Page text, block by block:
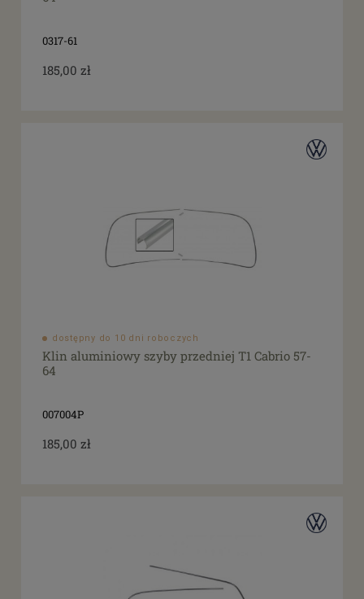
0317-61
185,00 zł
dostępny do 10 dni roboczych
Klin aluminiowy szyby przedniej T1 Cabrio 57-
64
007004P
185,00 zł